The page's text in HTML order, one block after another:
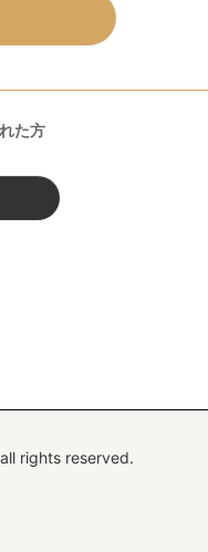
た方
rights reserved.